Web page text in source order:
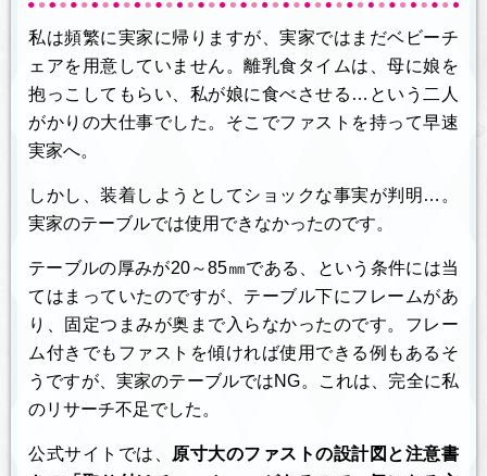
私は頻繁に実家に帰りますが、実家ではまだベビーチ
ェアを用意していません。離乳食タイムは、母に娘を
抱っこしてもらい、私が娘に食べさせる…という二人
がかりの大仕事でした。そこでファストを持って早速
実家へ。
しかし、装着しようとしてショックな事実が判明…。
実家のテーブルでは使用できなかったのです。
テーブルの厚みが20～85㎜である、という条件には当
てはまっていたのですが、テーブル下にフレームがあ
り、固定つまみが奥まで入らなかったのです。フレー
ム付きでもファストを傾ければ使用できる例もあるそ
うですが、実家のテーブルではNG。これは、完全に私
のリサーチ不足でした。
公式サイトでは、
原寸大のファストの設計図と注意書